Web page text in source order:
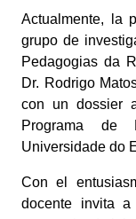
Actualmente, la
grupo de
Pedagogias da
Dr. Rodrigo
con un dossier
Programa de
Universidade do
Con el
docente invita a